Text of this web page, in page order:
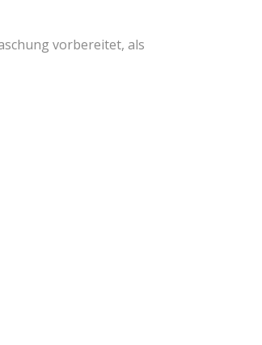
vorbereitet, als